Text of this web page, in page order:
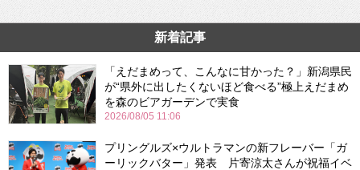
新着記事
「えだまめって、こんなに甘かった？」新潟県民
が“県外に出したくないほど食べる”極上えだまめ
を森のビアガーデンで実食
2026/08/05 11:06
プリングルズ×ウルトラマンの新フレーバー「ガ
ーリックバター」発表 片寄涼太さんが祝福イベ